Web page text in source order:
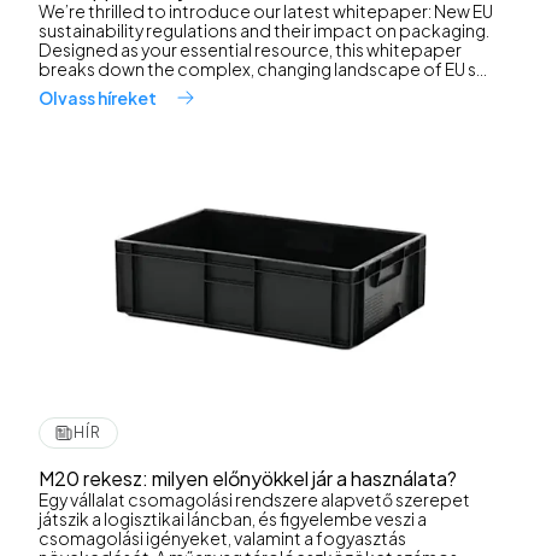
We’re thrilled to introduce our latest whitepaper: New EU
sustainability regulations and their impact on packaging.
Designed as your essential resource, this whitepaper
breaks down the complex, changing landscape of EU s...
Olvass híreket
HÍR
M20 rekesz: milyen előnyökkel jár a használata?
Egy vállalat csomagolási rendszere alapvető szerepet
játszik a logisztikai láncban, és figyelembe veszi a
csomagolási igényeket, valamint a fogyasztás